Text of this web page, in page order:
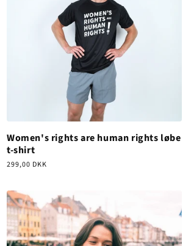
Women's rights are human rights løbe
t-shirt
Normalpris
299,00 DKK